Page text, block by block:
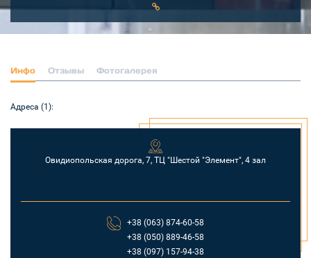
Инфо Отзывы Фотогалерея
Адреса (1):
Овидиопольская дорога, 7, ТЦ "Шестой "Элемент", 4 зал
+38 (063) 874-60-58
+38 (050) 889-46-58
+38 (097) 157-94-38